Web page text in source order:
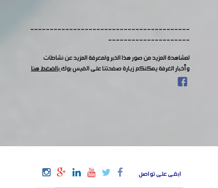
-----------------------------------------
---------------------
لمشاهدة المزيد من صور هذا الخبر ولمعرفة المزيد عن نشاطات
وأخبار الغرفة يمكنكم زيارة صفحتنا على الفيس بوكبالضغط هنا
ابقى على تواصل